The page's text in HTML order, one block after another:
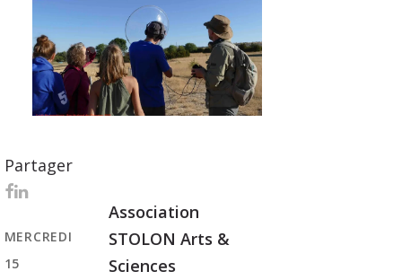
Association
STOLON Arts &
Sciences
Partager
MERCREDI
15